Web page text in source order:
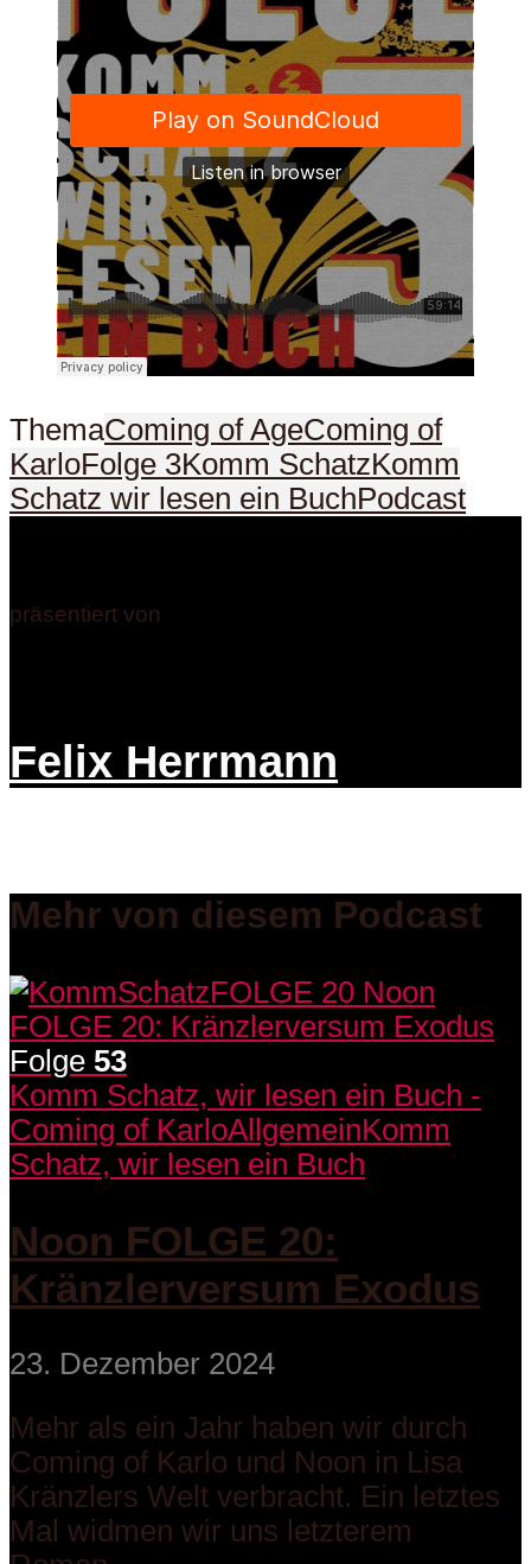
ThemaComing of AgeComing of
KarloFolge 3Komm SchatzKomm
Schatz wir lesen ein BuchPodcast
präsentiert von
Felix Herrmann
Mehr von diesem Podcast
Folge 53
Komm Schatz, wir lesen ein Buch -
Coming of KarloAllgemeinKomm
Schatz, wir lesen ein Buch
Noon FOLGE 20:
Kränzlerversum Exodus
23. Dezember 2024
Mehr als ein Jahr haben wir durch
Coming of Karlo und Noon in Lisa
Kränzlers Welt verbracht. Ein letztes
Mal widmen wir uns letzterem